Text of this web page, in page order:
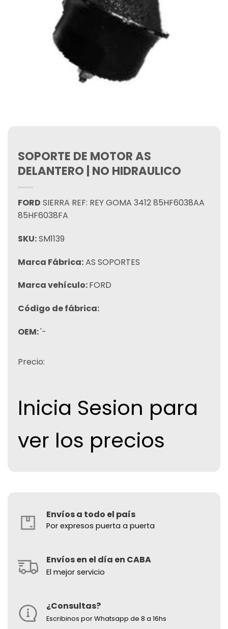
SOPORTE DE MOTOR AS
DELANTERO | NO HIDRAULICO
FORD SIERRA REF: REY GOMA 3412 85HF6038AA
85HF6038FA
SKU:SM1139
Marca Fábrica:AS SOPORTES
Marca vehículo:FORD
Código de fábrica:
OEM:'-
Precio:
Inicia Sesion para
ver los precios
Envíos a todo el país
Por expresos puerta a puerta
Envíos en el día en CABA
El mejor servicio
¿Consultas?
Escribinos por Whatsapp de 8 a 16hs